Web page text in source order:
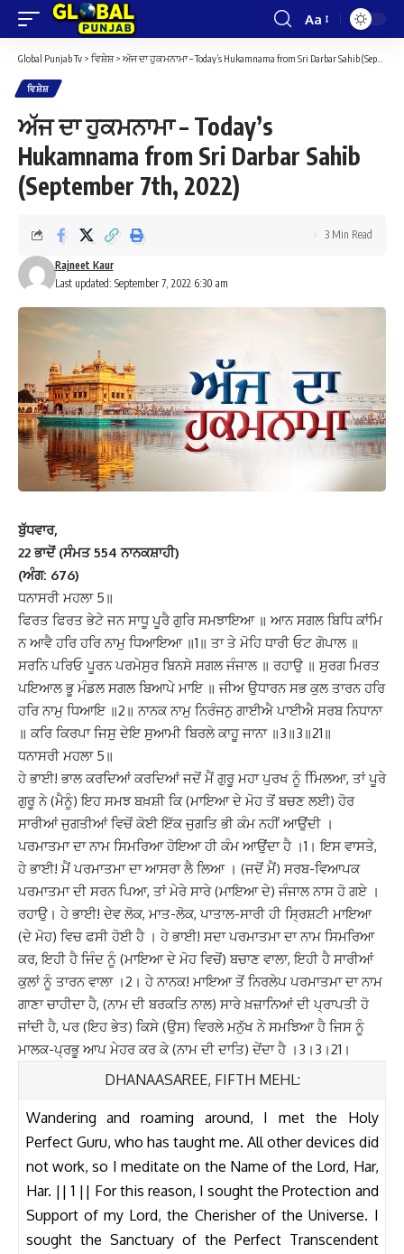
Font
Resizer
Aa
Global Punjab Tv > ਵਿਸ਼ੇਸ਼> ਅੱਜ ਦਾ ਹੁਕਮਨਾਮਾ – Today’s Hukamnama from Sri Darbar Sahib (September 7th, 2022)
ਵਿਸ਼ੇਸ਼
ਅੱਜ ਦਾ ਹੁਕਮਨਾਮਾ – Today’s
Hukamnama from Sri Darbar Sahib
(September 7th, 2022)
Last updated: September 7, 2022 6:30 am
Rajneet Kaur
3 Min Read
ਬੁੱਧਵਾਰ,
22 ਭਾਦੋਂ (ਸੰਮਤ 554 ਨਾਨਕਸ਼ਾਹੀ)
(ਅੰਗ: 676)
ਧਨਾਸਰੀ ਮਹਲਾ 5॥
ਫਿਰਤ ਫਿਰਤ ਭੇਟੇ ਜਨ ਸਾਧੂ ਪੂਰੈ ਗੁਰਿ ਸਮਝਾਇਆ ॥ ਆਨ ਸਗਲ ਬਿਧਿ ਕਾਂਮਿ
ਨ ਆਵੈ ਹਰਿ ਹਰਿ ਨਾਮੁ ਧਿਆਇਆ ॥1॥ ਤਾ ਤੇ ਮੋਹਿ ਧਾਰੀ ਓਟ ਗੋਪਾਲ ॥
ਸਰਨਿ ਪਰਿਓ ਪੂਰਨ ਪਰਮੇਸੁਰ ਬਿਨਸੇ ਸਗਲ ਜੰਜਾਲ ॥ ਰਹਾਉ ॥ ਸੁਰਗ ਮਿਰਤ
ਪਇਆਲ ਭੂ ਮੰਡਲ ਸਗਲ ਬਿਆਪੇ ਮਾਇ ॥ ਜੀਅ ਉਧਾਰਨ ਸਭ ਕੁਲ ਤਾਰਨ ਹਰਿ
ਹਰਿ ਨਾਮੁ ਧਿਆਇ ॥2॥ ਨਾਨਕ ਨਾਮੁ ਨਿਰੰਜਨੁ ਗਾਈਐ ਪਾਈਐ ਸਰਬ ਨਿਧਾਨਾ
॥ ਕਰਿ ਕਿਰਪਾ ਜਿਸੁ ਦੇਇ ਸੁਆਮੀ ਬਿਰਲੇ ਕਾਹੂ ਜਾਨਾ ॥3॥3॥21॥
ਧਨਾਸਰੀ ਮਹਲਾ 5॥
ਹੇ ਭਾਈ! ਭਾਲ ਕਰਦਿਆਂ ਕਰਦਿਆਂ ਜਦੋਂ ਮੈਂ ਗੁਰੂ ਮਹਾ ਪੁਰਖ ਨੂੰ ਮਿਿਲਆ, ਤਾਂ ਪੂਰੇ
ਗੁਰੂ ਨੇ (ਮੈਨੂੰ) ਇਹ ਸਮਝ ਬਖ਼ਸ਼ੀ ਕਿ (ਮਾਇਆ ਦੇ ਮੋਹ ਤੋਂ ਬਚਣ ਲਈ) ਹੋਰ
ਸਾਰੀਆਂ ਜੁਗਤੀਆਂ ਵਿਚੋਂ ਕੋਈ ਇੱਕ ਜੁਗਤਿ ਭੀ ਕੰਮ ਨਹੀਂ ਆਉਂਦੀ ।
ਪਰਮਾਤਮਾ ਦਾ ਨਾਮ ਸਿਮਰਿਆ ਹੋਇਆ ਹੀ ਕੰਮ ਆਉਂਦਾ ਹੈ ।1। ਇਸ ਵਾਸਤੇ,
ਹੇ ਭਾਈ! ਮੈਂ ਪਰਮਾਤਮਾ ਦਾ ਆਸਰਾ ਲੈ ਲਿਆ । (ਜਦੋਂ ਮੈਂ) ਸਰਬ-ਵਿਆਪਕ
ਪਰਮਾਤਮਾ ਦੀ ਸਰਨ ਪਿਆ, ਤਾਂ ਮੇਰੇ ਸਾਰੇ (ਮਾਇਆ ਦੇ) ਜੰਜਾਲ ਨਾਸ ਹੋ ਗਏ ।
ਰਹਾਉ। ਹੇ ਭਾਈ! ਦੇਵ ਲੋਕ, ਮਾਤ-ਲੋਕ, ਪਾਤਾਲ-ਸਾਰੀ ਹੀ ਸ੍ਰਿਸ਼ਟੀ ਮਾਇਆ
(ਦੇ ਮੋਹ) ਵਿਚ ਫਸੀ ਹੋਈ ਹੈ । ਹੇ ਭਾਈ! ਸਦਾ ਪਰਮਾਤਮਾ ਦਾ ਨਾਮ ਸਿਮਰਿਆ
ਕਰ, ਇਹੀ ਹੈ ਜਿੰਦ ਨੂੰ (ਮਾਇਆ ਦੇ ਮੋਹ ਵਿਚੋਂ) ਬਚਾਣ ਵਾਲਾ, ਇਹੀ ਹੈ ਸਾਰੀਆਂ
ਕੁਲਾਂ ਨੂੰ ਤਾਰਨ ਵਾਲਾ ।2। ਹੇ ਨਾਨਕ! ਮਾਇਆ ਤੋਂ ਨਿਰਲੇਪ ਪਰਮਾਤਮਾ ਦਾ ਨਾਮ
ਗਾਣਾ ਚਾਹੀਦਾ ਹੈ, (ਨਾਮ ਦੀ ਬਰਕਤਿ ਨਾਲ) ਸਾਰੇ ਖ਼ਜ਼ਾਨਿਆਂ ਦੀ ਪ੍ਰਾਪਤੀ ਹੋ
ਜਾਂਦੀ ਹੈ, ਪਰ (ਇਹ ਭੇਤ) ਕਿਸੇ (ਉਸ) ਵਿਰਲੇ ਮਨੁੱਖ ਨੇ ਸਮਝਿਆ ਹੈ ਜਿਸ ਨੂੰ
ਮਾਲਕ-ਪ੍ਰਭੂ ਆਪ ਮੇਹਰ ਕਰ ਕੇ (ਨਾਮ ਦੀ ਦਾਤਿ) ਦੇਂਦਾ ਹੈ ।3।3।21।
DHANAASAREE, FIFTH MEHL:
Wandering and roaming around, I met the Holy
Perfect Guru, who has taught me. All other devices did
not work, so I meditate on the Name of the Lord, Har,
Har. || 1 || For this reason, I sought the Protection and
Support of my Lord, the Cherisher of the Universe. I
sought the Sanctuary of the Perfect Transcendent